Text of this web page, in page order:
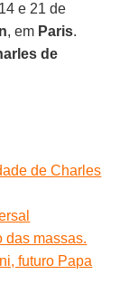
e 21 de
, em Paris.
de
de Charles
das massas.
futuro Papa